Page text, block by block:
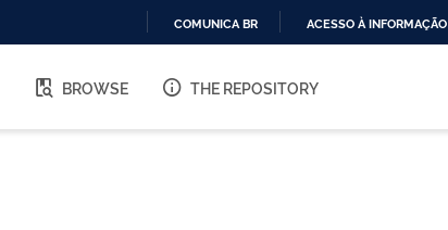
O
COMUNICA BR ACESSO À INFORMAÇÃO
BROWSE THE REPOSITORY